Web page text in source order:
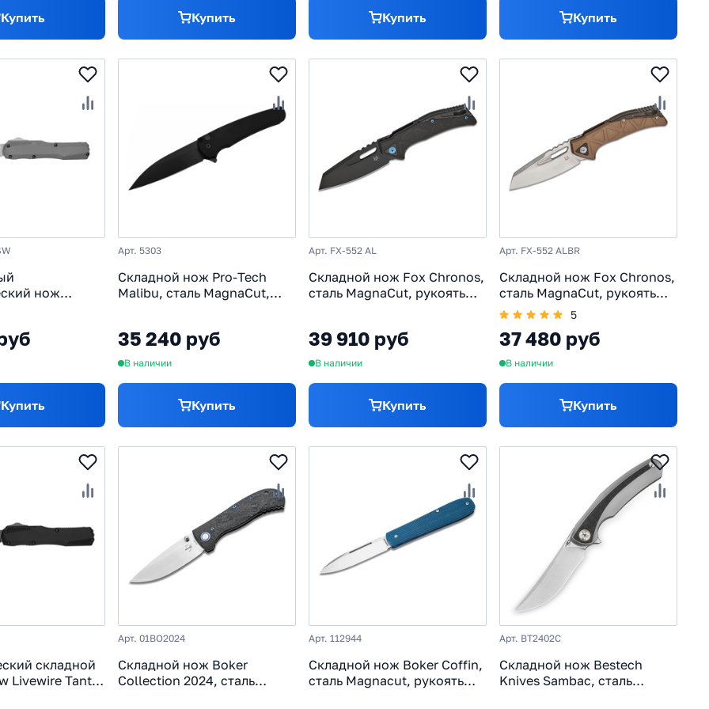
Купить Купить Купить Купить
нож
Купить
Арт. 5303
Складной нож Pro-Tech
Malibu, сталь MagnaCut,
35 240 руб
В наличии
Купить
Арт. FX-552 AL
Складной нож Fox Chronos,
сталь MagnaCut, рукоять
39 910 руб
В наличии
Купить
Арт. FX-552 ALBR
Складной нож Fox Chronos,
сталь MagnaCut, рукоять
алюминий, бронзовый
5
37 480 руб
В наличии
Купить
складной
Livewire Tanto,
Арт. 01BO2024
Складной нож Boker
Collection 2024, сталь
Арт. 112944
Складной нож Boker Coffin,
сталь Magnacut, рукоять
Арт. BT2402C
Складной нож Bestech
Knives Sambac, сталь